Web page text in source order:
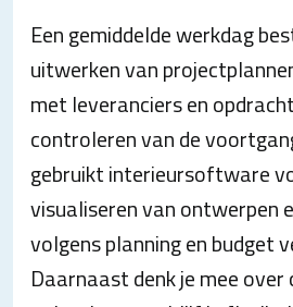
Een gemiddelde werkdag
uitwerken van
met leveranciers en
controleren van de
gebruikt interieursoftware
visualiseren van ontwerpen
volgens planning en budget
Daarnaast denk je mee